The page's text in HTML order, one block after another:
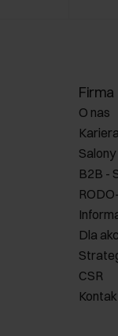
Firma
O nas
Kariera
Salony
B2B -
Dla
CSR